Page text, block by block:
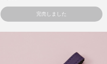
完売しました